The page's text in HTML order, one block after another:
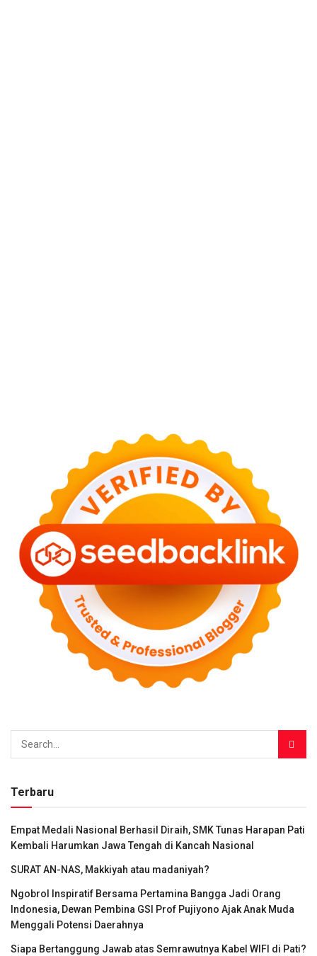
Terbaru
Empat Medali Nasional Berhasil Diraih, SMK Tunas Harapan Pati
Kembali Harumkan Jawa Tengah di Kancah Nasional
SURAT AN-NAS, Makkiyah atau madaniyah?
Ngobrol Inspiratif Bersama Pertamina Bangga Jadi Orang
Indonesia, Dewan Pembina GSI Prof Pujiyono Ajak Anak Muda
Menggali Potensi Daerahnya
Siapa Bertanggung Jawab atas Semrawutnya Kabel WIFI di Pati?